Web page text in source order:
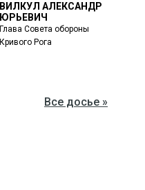
ВИЛКУЛ АЛЕКСАНДР
ЮРЬЕВИЧ
Глава Совета обороны
Кривого Рога
Все досье »